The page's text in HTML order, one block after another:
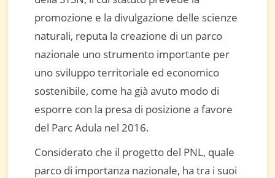
promozione e la divulgazione delle scienze
naturali, reputa la creazione di un parco
nazionale uno strumento importante per
uno sviluppo territoriale ed economico
sostenibile, come ha già avuto modo di
esporre con la presa di posizione a favore
del Parc Adula nel 2016.
Considerato che il progetto del PNL, quale
parco di importanza nazionale, ha tra i suoi